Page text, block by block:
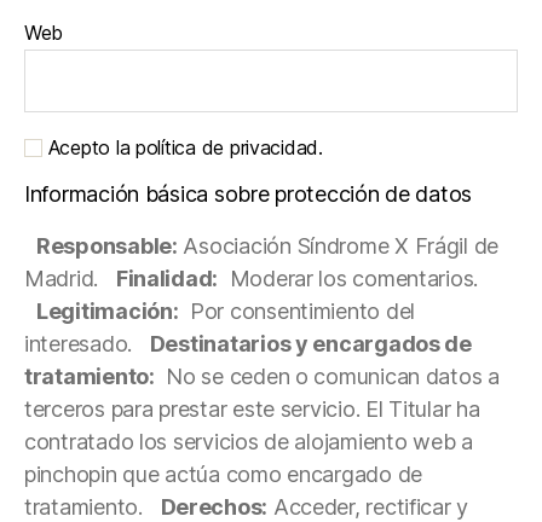
Web
Acepto la política de privacidad.
Información básica sobre protección de datos
Responsable: Asociación Síndrome X Frágil de
Madrid.
Finalidad: Moderar los comentarios.
Legitimación: Por consentimiento del
interesado.
Destinatarios y encargados de
tratamiento: No se ceden o comunican datos a
terceros para prestar este servicio. El Titular ha
contratado los servicios de alojamiento web a
pinchopin que actúa como encargado de
tratamiento.
Derechos: Acceder, rectificar y